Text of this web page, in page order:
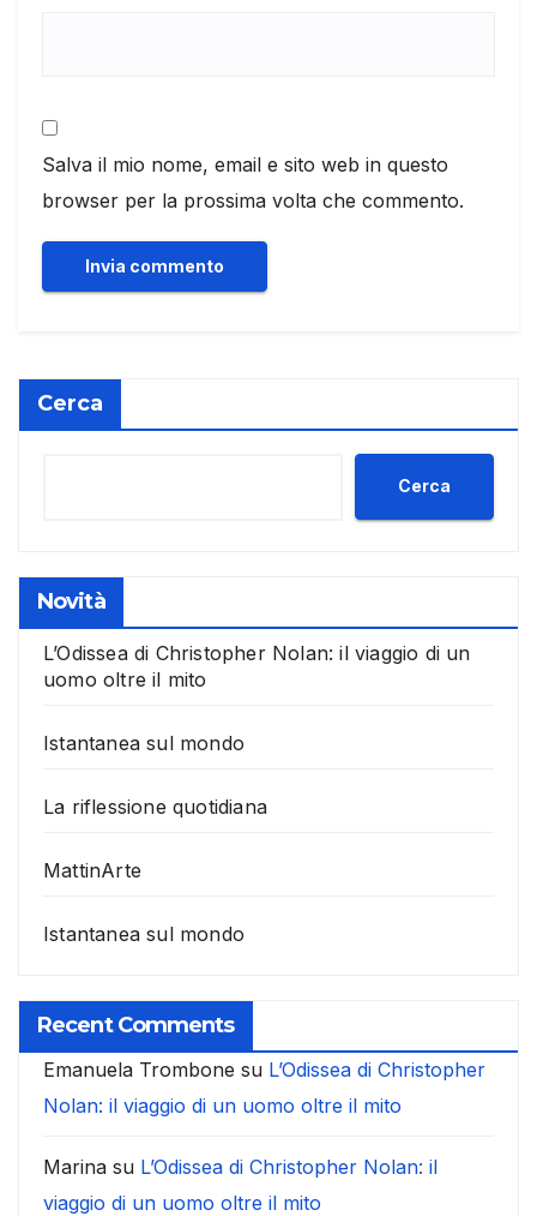
Salva il mio nome, email e sito web in questo
browser per la prossima volta che commento.
Cerca
Cerca
Novità
L’Odissea di Christopher Nolan: il viaggio di un
uomo oltre il mito
Istantanea sul mondo
La riflessione quotidiana
MattinArte
Istantanea sul mondo
Recent Comments
Emanuela Trombone su L’Odissea di Christopher
Nolan: il viaggio di un uomo oltre il mito
Marina su L’Odissea di Christopher Nolan: il
viaggio di un uomo oltre il mito